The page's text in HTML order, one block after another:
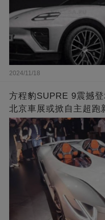
2024/11/18
方程豹SUPRE 9震撼
北京車展或掀自主超跑